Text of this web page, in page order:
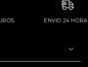
ENVIO 24